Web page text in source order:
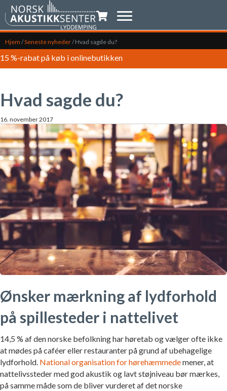
Indkøbsvogn
Hjem /Seneste nyheder/Hvad sagde du?
15 %-rabat på køb i onlinebutikken
Hvad sagde du?
16. november 2017
Ønsker mærkning af lydforhold
på spillesteder i nattelivet
14,5 % af den norske befolkning har høretab og vælger ofte ikke
at mødes på caféer eller restauranter på grund af ubehagelige
lydforhold. National organisation for hørehæmmedemener, at
nattelivssteder med god akustik og lavt støjniveau bør mærkes,
på samme måde som de bliver vurderet af det norske